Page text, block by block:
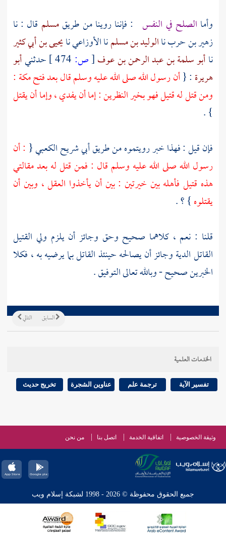
وأما الصلح في النفس : فإننا روينا من طريقمسلم قال : نا
زهير بن حربناالوليد بن مسلمناالأوزاعينايحيى بن أبي كثير
ناأبو سلمة بن عبد الرحمن بن عوف[ص: حدثنيأبو
هريرة : {أن رسول الله صلى الله عليه وسلم قال بعد فتحمكة :
ومن قتل له قتيل فهو بخير النظرين : إما أن يفدي ، وإما أن يقتل
} .
فإن قيل : فهذا خبر رويتموه من طريقأبي شريح الكعبي{ : أن
رسول الله صلى الله عليه وسلم قال : فمن قتل له بعد مقالتي
هذه قتيل فأهله بين خيرتين : بين أن يأخذوا العقل ، وبين أن
يقتلوه} ؟ .
قلنا : نعم ، كلاهما صحيح وحق وجائز أن يلزم ولي القتيل
القاتل الدية وجائز أن يصالحه حينئذ القاتل بما يرضيه به ، فكلا
الخبرين صحيح - وبالله تعالى التوفيق .
التالي السابق
الخدمات العلمية
تفسير الآية ترجمة علم عناوين الشجرة تخريج حديث
وثيقة الخصوصية اتفاقية الخدمة اتصل بنا من نحن
جميع الحقوق محفوظة © 2026 - 1998 لشبكة إسلام ويب